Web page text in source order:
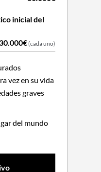
inicial del
(cada uno)
vez en su vida
graves
del mundo